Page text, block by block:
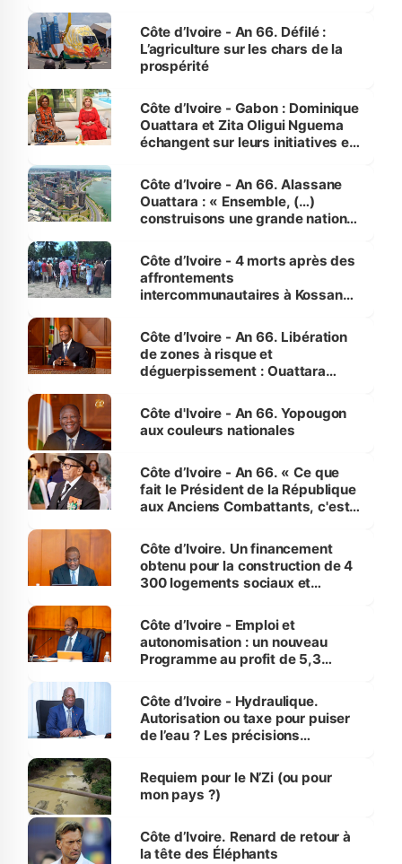
Côte d’Ivoire - An 66. Défilé :
L’agriculture sur les chars de la
prospérité
Côte d’Ivoire - Gabon : Dominique
Ouattara et Zita Oligui Nguema
échangent sur leurs initiatives en
enfants
Côte d’Ivoire - An 66. Alassane
Ouattara : « Ensemble, (…)
construisons une grande nation
générations futures »
Côte d’Ivoire - 4 morts après des
affrontements
intercommunautaires à Kossandji
milieu des sinistrés
Côte d’Ivoire - An 66. Libération
de zones à risque et
déguerpissement : Ouattara
l'Etat de droit pour préserver les
vies humaines »
Côte d'Ivoire - An 66. Yopougon
aux couleurs nationales
Côte d’Ivoire - An 66. « Ce que
fait le Président de la République
aux Anciens Combattants, c'est
Côte d’Ivoire. Un financement
obtenu pour la construction de 4
300 logements sociaux et
et Yamoussoukro
Côte d’Ivoire - Emploi et
autonomisation : un nouveau
Programme au profit de 5,3
Côte d’Ivoire - Hydraulique.
Autorisation ou taxe pour puiser
de l’eau ? Les précisions
Requiem pour le N’Zi (ou pour
mon pays ?)
Côte d’Ivoire. Renard de retour à
la tête des Éléphants